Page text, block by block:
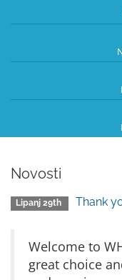
Novosti
Lipanj 29th Thank
Welcome to
great choice